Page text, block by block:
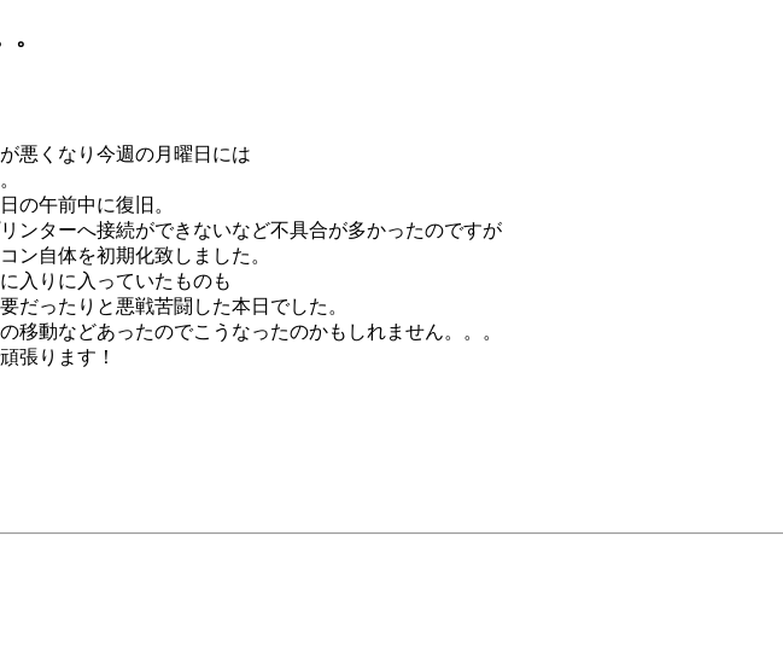
悪くなり今週の月曜日には
の午前中に復旧。
ンターへ接続ができないなど不具合が多かったのですが
ン自体を初期化致しました。
入りに入っていたものも
だったりと悪戦苦闘した本日でした。
移動などあったのでこうなったのかもしれません。。。
張ります！